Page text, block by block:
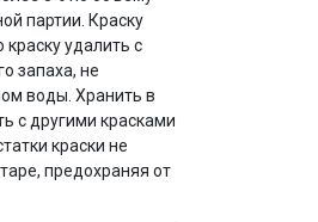
партии. Краску
удалить с
запаха, не
воды. Хранить в
с другими красками
краски не
предохраняя от